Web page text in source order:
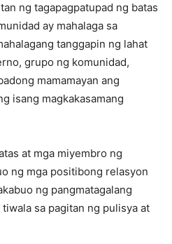
ng tagapagpatupad ng batas
ay mahalaga sa
tanggapin ng lahat
grupo ng komunidad,
mamamayan ang
isang magkakasamang
at mga miyembro ng
ng mga positibong relasyon
ng pangmatagalang
sa pagitan ng pulisya at